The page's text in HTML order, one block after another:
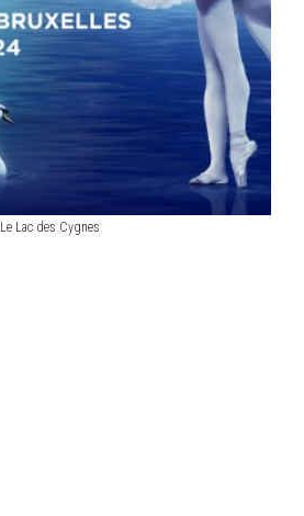
Le Lac des Cygnes